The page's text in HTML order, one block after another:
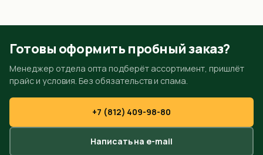
Готовы оформить пробный заказ?
Менеджер отдела опта подберёт ассортимент, пришлёт
прайс и условия. Без обязательств и спама.
+7 (812) 409-98-80
Написать на e-mail